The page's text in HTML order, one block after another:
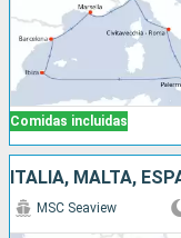
Comidas incluidas
ITALIA, MALTA,
MSC Seaview